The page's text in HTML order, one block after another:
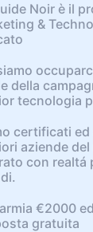
Noir è il
&
della
tecnologia
certificati
aziende
con realtá
€2000
gratuita